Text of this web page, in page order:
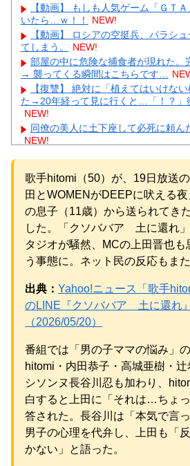
【動画】 もしも人気ゲーム「ＧＴ
いたら…ｗ！！
NEW!
【動画】 ロシアの空挺兵、パラシ
てしまう。
NEW!
部屋の中に危険な捕食者が現れた。
→ 襲ってくる瞬間はこちらです…
【復讐】 絶対に「植えてはいけな
た→20年経って見に行くと…「！？」
NEW!
同僚の美人に土下座して必死に頼ん
NEW!
マジレスがコチラ → ……… NEW!
【人工障がい者】 甥(28)「両親が
引き取ってほしいんですけど！」な
トを引き取らなきゃいけないんだ...
【画像】 Netflix版『リボンの騎士』
るｗｗｗｗｗ NEW!
【物議】長瀬智也の“スネハラ”謝罪
【完全まとめ】親の介護と老後の不
験談を総整理
元AKB社長、22億円申告漏れ 乃木
パチンコ京楽産業に譲渡【ノース・リ
元AKB社長、22億円申告漏れ 乃木
パチンコ京楽産業に譲渡【ノース・リ
Powered by livedoor 相互RSS
歌手hitomi（50）が、19日放送
田とWOMENがDEEPに吠える
の息子（11歳）から送られてき
した。「クソババア 土に還れ
タジオが騒然、MCの上田晋也
う事態に。ネット民の反応もま
出典： Yahoo!ニュース「歌手
のLINE『クソババア 土に還れ
（2026/05/20）
番組では「男の子ママの悩み」の
hitomi・内田恭子・高城亜樹・辻
シソンヌ長谷川忍も加わり、
白すると上田に「それは…ちょ
答された。長谷川は「本気で言
男子の心理を代弁し、上田も「
かない」と語った。